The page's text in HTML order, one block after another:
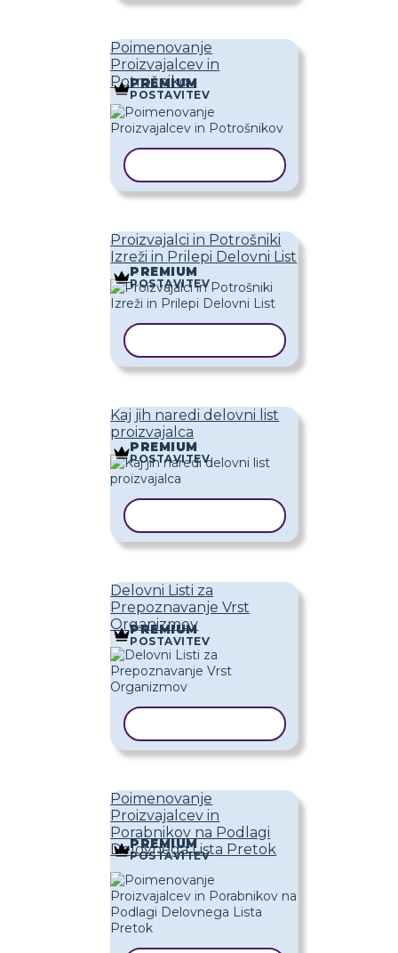
Poimenovanje
Proizvajalcev in
Potrošnikov
PREMIUM
POSTAVITEV
Proizvajalci in Potrošniki
Izreži in Prilepi Delovni List
PREMIUM
POSTAVITEV
Kaj jih naredi delovni list
proizvajalca
PREMIUM
POSTAVITEV
Delovni Listi za
Prepoznavanje Vrst
Organizmov
PREMIUM
POSTAVITEV
Poimenovanje
Proizvajalcev in
Porabnikov na Podlagi
Delovnega Lista Pretok
PREMIUM
POSTAVITEV